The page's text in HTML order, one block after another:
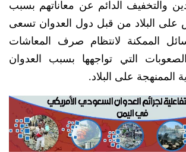
والتخفيف الدائم عن معاناتهم بسبب
على البلاد من قبل دول العدوان تسعى
الممكنة لانتظام صرف المعاشات
التي تواجهها بسبب العدوان
الممنهجة على البلاد.